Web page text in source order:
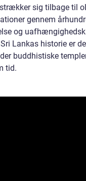
sig tilbage til
gennem
og
Lankas historie er
buddhistiske
tid.